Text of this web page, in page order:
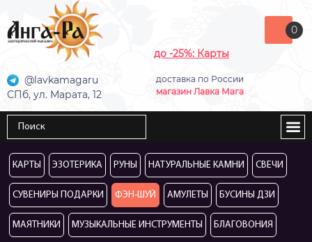
до -25%: Карты
доставка по России
магазин Лавка Мага
@lavkamagaru
СПб, ул. Марата, 12
0
КАРТЫ ЭЗОТЕРИКА РУНЫ НАТУРАЛЬНЫЕ КАМНИ СВЕЧИ
СУВЕНИРЫ ПОДАРКИ ФЭН-ШУЙ АМУЛЕТЫ БУСИНЫ ДЗИ
МАЯТНИКИ МУЗЫКАЛЬНЫЕ ИНСТРУМЕНТЫ БЛАГОВОНИЯ